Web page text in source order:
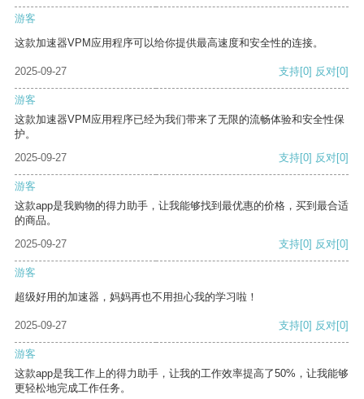
游客
这款加速器VPM应用程序可以给你提供最高速度和安全性的连接。
2025-09-27 支持[0] 反对[0]
游客
这款加速器VPM应用程序已经为我们带来了无限的流畅体验和安全性保
护。
2025-09-27
支持[0] 反对[0]
游客
这款app是我购物的得力助手，让我能够找到最优惠的价格，买到最合适
的商品。
2025-09-27
支持[0] 反对[0]
游客
超级好用的加速器，妈妈再也不用担心我的学习啦！
2025-09-27 支持[0] 反对[0]
游客
这款app是我工作上的得力助手，让我的工作效率提高了50%，让我能够
更轻松地完成工作任务。